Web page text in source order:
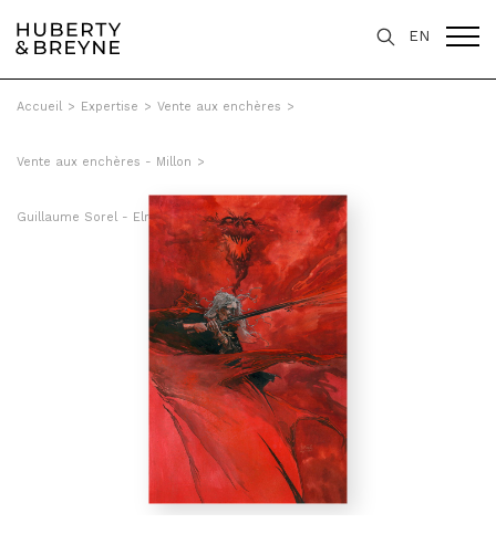
EN
Accueil > Expertise > Vente aux enchères >
Vente aux enchères - Millon >
Guillaume Sorel - Elric et la porte des mondes